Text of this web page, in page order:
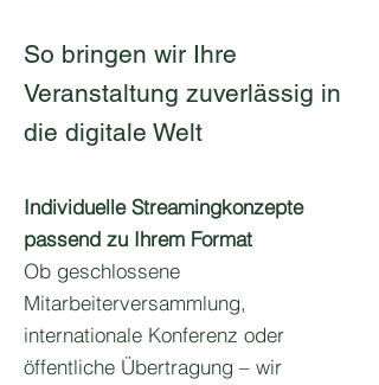
So bringen wir Ihre
Veranstaltung zuverlässig in
die digitale Welt
Individuelle Streamingkonzepte
passend zu Ihrem Format
Ob geschlossene
Mitarbeiterversammlung,
internationale Konferenz oder
öffentliche Übertragung – wir